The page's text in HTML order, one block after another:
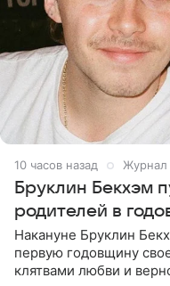
10 часов назад Журнал
Бруклин Бекхэм
родителей в
Накануне Бруклин
первую годовщину
клятвами любви и